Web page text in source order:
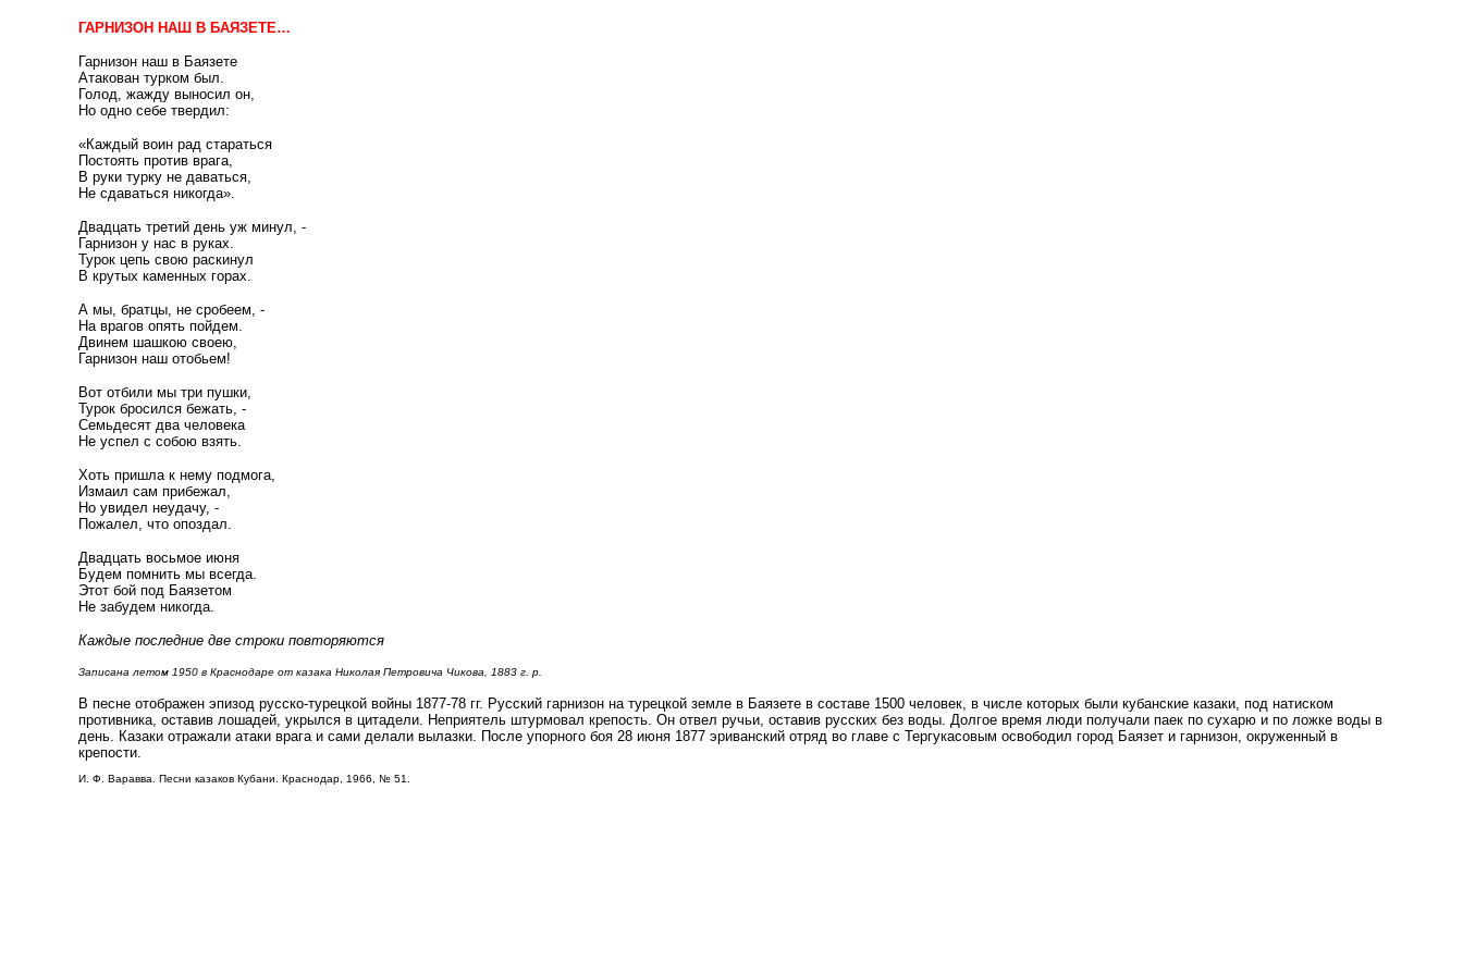
ГАРНИЗОН НАШ В БАЯЗЕТЕ…
Гарнизон наш в Баязете
Атакован турком был.
Голод, жажду выносил он,
Но одно себе твердил:
«Каждый воин рад стараться
Постоять против врага,
В руки турку не даваться,
Не сдаваться никогда».
Двадцать третий день уж минул, -
Гарнизон у нас в руках.
Турок цепь свою раскинул
В крутых каменных горах.
А мы, братцы, не сробеем, -
На врагов опять пойдем.
Двинем шашкою своею,
Гарнизон наш отобьем!
Вот отбили мы три пушки,
Турок бросился бежать, -
Семьдесят два человека
Не успел с собою взять.
Хоть пришла к нему подмога,
Измаил сам прибежал,
Но увидел неудачу, -
Пожалел, что опоздал.
Двадцать восьмое июня
Будем помнить мы всегда.
Этот бой под Баязетом
Не забудем никогда.
Каждые последние две строки повторяются
Записана летом 1950 в Краснодаре от казака Николая Петровича Чикова, 1883 г. р.
В песне отображен эпизод русско-турецкой войны 1877-78 гг. Русский гарнизон на турецкой земле в Баязете в составе 1500 человек, в числе которых были кубанские казаки, под натиском
противника, оставив лошадей, укрылся в цитадели. Неприятель штурмовал крепость. Он отвел ручьи, оставив русских без воды. Долгое время люди получали паек по сухарю и по ложке воды в
день. Казаки отражали атаки врага и сами делали вылазки. После упорного боя 28 июня 1877 эриванский отряд во главе с Тергукасовым освободил город Баязет и гарнизон, окруженный в
крепости.
И. Ф. Варавва. Песни казаков Кубани. Краснодар, 1966, № 51.